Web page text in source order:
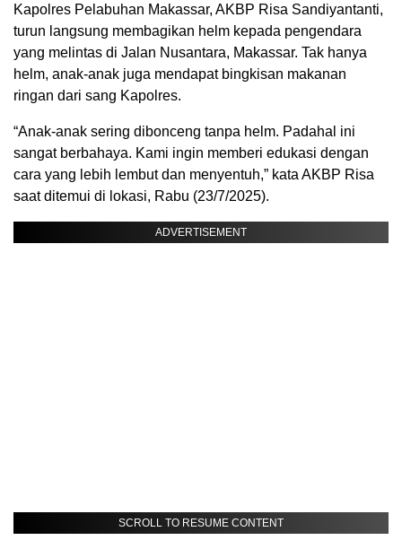
Kapolres Pelabuhan Makassar, AKBP Risa Sandiyantanti,
turun langsung membagikan helm kepada pengendara
yang melintas di Jalan Nusantara, Makassar. Tak hanya
helm, anak-anak juga mendapat bingkisan makanan
ringan dari sang Kapolres.
“Anak-anak sering dibonceng tanpa helm. Padahal ini
sangat berbahaya. Kami ingin memberi edukasi dengan
cara yang lebih lembut dan menyentuh,” kata AKBP Risa
saat ditemui di lokasi, Rabu (23/7/2025).
ADVERTISEMENT
SCROLL TO RESUME CONTENT